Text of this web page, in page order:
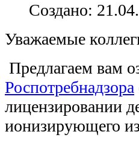
Создано:
Уважаемые
Предлагаем вам
Роспотребнадзора
лицензировании
ионизирующего